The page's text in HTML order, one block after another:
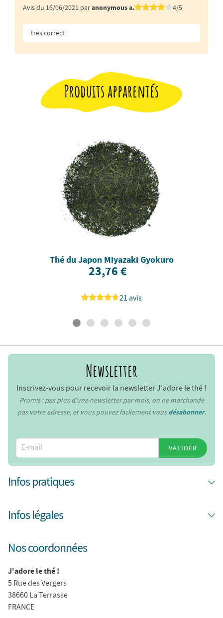
Avis du 16/06/2021 paranonymous a. 4/5
tres correct
Produits apparentés
Thé du Japon Miyazaki Gyokuro
23,76 €
21 avis
Newsletter
Inscrivez-vous pour recevoir la newsletter J'adore le thé !
Promis : pas plus d’une newsletter par mois, on ne marchande
pas votre adresse, et vous pouvez facilement vousdésabonner.
VALIDER
Infos pratiques
Infos légales
Nos coordonnées
J'adore le thé !
5 Rue des Vergers
38660 La Terrasse
FRANCE